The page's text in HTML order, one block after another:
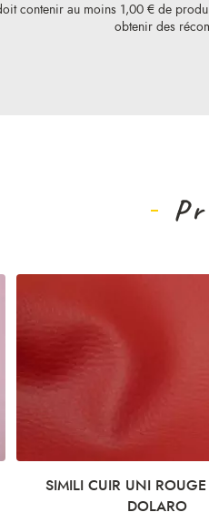
contenir au moins 1,00 € de
obtenir des
SIMILI CUIR UNI
DOLARO